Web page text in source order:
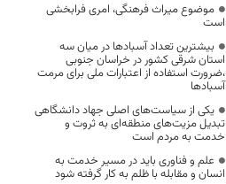
موضوع میراث فرهنگی، امری فرابخشی
است
بیشترین تعداد آسبادها در میان سه
استان شرقی کشور در خراسان جنوبی
،ضرورت استفاده از اعتبارات ملی برای مرمت
آسبادها
یکی از سیاست‌های اصلی جهاد دانشگاهی
تبدیل مزیت‌های منطقه‌ای به ثروت و
خدمت به مردم است
علم و فناوری باید در مسیر خدمت به
انسان و مقابله با ظلم به کار گرفته شود